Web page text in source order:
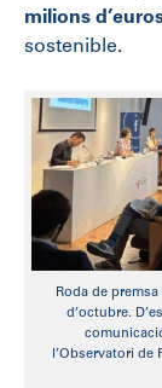
milions
sostenible.
Roda de premsa
d’octubre.
l’Observatori de